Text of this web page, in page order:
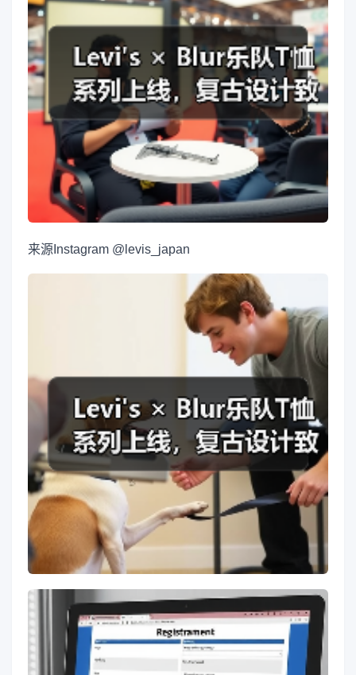
来源 Instagram @levis_japan